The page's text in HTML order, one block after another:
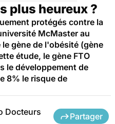
plus heureux ?
protégés contre la
McMaster au
gène de l'obésité (gène
étude, le gène FTO
le développement de
8% le risque de
Docteurs Partager